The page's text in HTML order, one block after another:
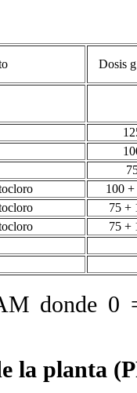
Dosis
100
75 +
75 +
donde 0
la planta